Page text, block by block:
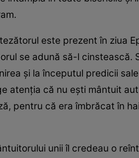
este prezent în ziua
se adună să-l cinstească.
și la începutul predicii
atenția că nu ești mântuit
pentru că era îmbrăcat în
unii îl credeau o